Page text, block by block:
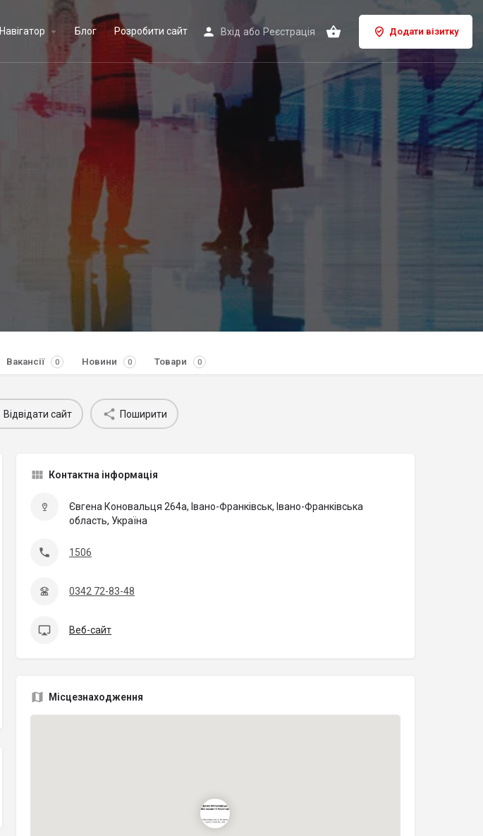
Навігатор Блог Розробити сайт Вхід або Реєстрація Додати візитку
Вакансії 0 Новини 0 Товари 0
Відвідати сайт Поширити
Контактна інформація
Євгена Коновальця 264а, Івано-Франківськ, Івано-Франківська
область, Україна
1506
0342 72-83-48
Веб-сайт
Місцезнаходження